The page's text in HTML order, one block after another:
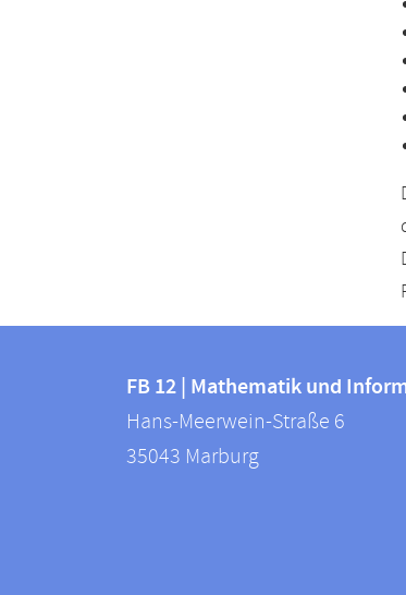
Informationen
FB
12
FB 12 | Mathematik und
Hans-Meerwein-Straße 6
35043 Marburg